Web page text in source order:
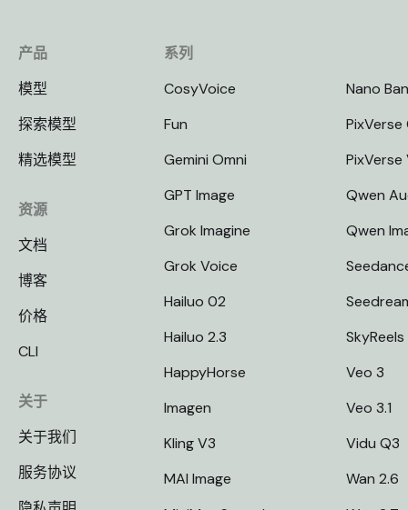
产品
模型
探索模型
精选模型
资源
文档
博客
价格
CLI
关于
关于我们
服务协议
系列
CosyVoice
Fun
Gemini Omni
GPT Image
Grok Imagine
Grok Voice
Hailuo 02
Hailuo 2.3
HappyHorse
Imagen
Kling V3
MAI Image
Nano
PixVerse
PixVerse
Qwen
Qwen
SkyReels
Veo 3
Veo 3.1
Vidu Q3
Wan 2.6